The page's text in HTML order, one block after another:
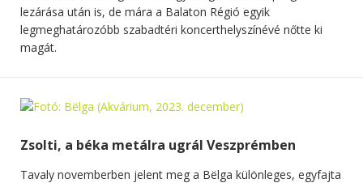
lezárása után is, de mára a Balaton Régió egyik
legmeghatározóbb szabadtéri koncerthelyszínévé nőtte ki
magát.
Zsolti, a béka metálra ugrál Veszprémben
Tavaly novemberben jelent meg a Bëlga különleges, egyfajta